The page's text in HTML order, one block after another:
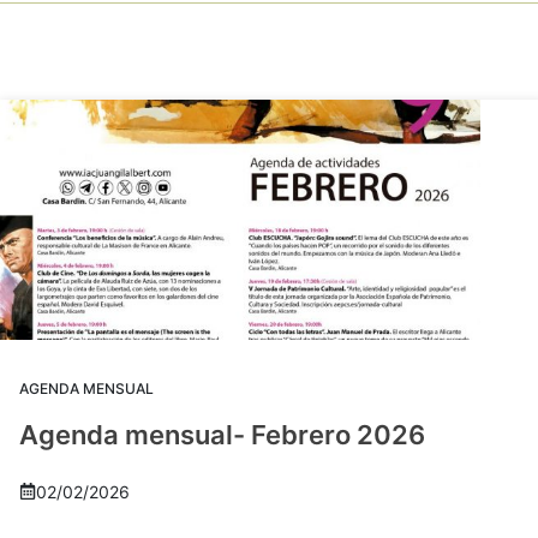
AGENDA MENSUAL
Agenda mensual- Febrero 2026
02/02/2026